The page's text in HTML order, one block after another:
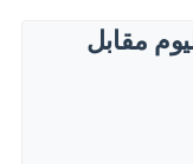
مقابل